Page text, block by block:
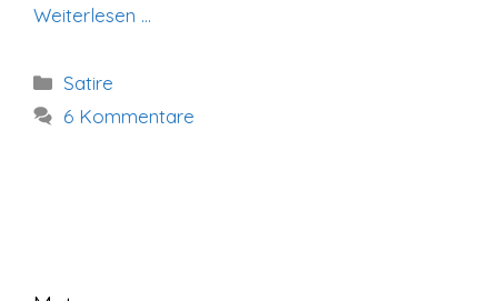
Weiterlesen …
Kategorien
Satire
6 Kommentare